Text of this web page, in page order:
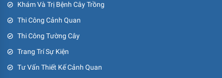
Khám Và Trị Bệnh Cây Trồng
Thi Công Cảnh Quan
Thi Công Tường Cây
Trang Trí Sự Kiện
Tư Vấn Thiết Kế Cảnh Quan